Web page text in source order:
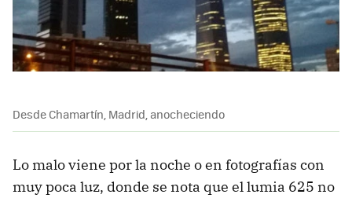
Desde Chamartín, Madrid, anocheciendo
Lo malo viene por la noche o en fotografías con
muy poca luz, donde se nota que el lumia 625 no